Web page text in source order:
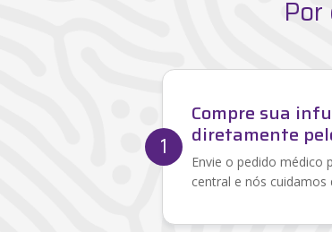
1
Compre sua
diretamente
Envie o pedido médico
central e nós cuidamos